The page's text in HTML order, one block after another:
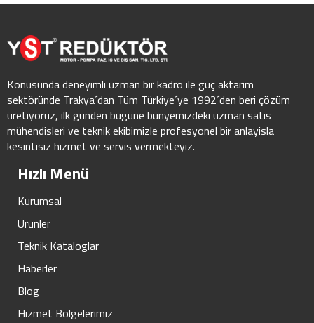
Konusunda deneyimli uzman bir kadro ile güç aktarim
sektöründe Trakya´dan Tüm Türkiye´ye 1992´den beri çözüm
üretiyoruz, ilk günden bugüne bünyemizdeki uzman satis
mühendisleri ve teknik ekibimizle profesyonel bir anlayisla
kesintisiz hizmet ve servis vermekteyiz.
Hızlı Menü
Kurumsal
Ürünler
Teknik Kataloglar
Haberler
Blog
Hizmet Bölgelerimiz